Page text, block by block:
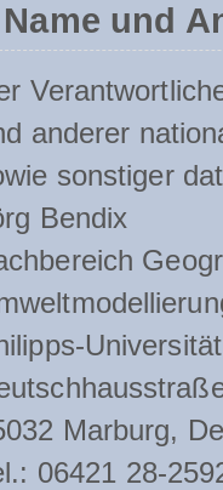
Name und
anderer
sonstiger
Bendix
Marburg,
06421 28-